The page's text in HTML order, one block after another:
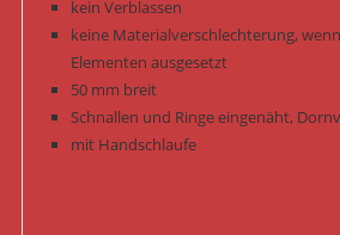
kein Verblassen
keine Materialverschlechterung,
Elementen ausgesetzt
50 mm breit
Schnallen und Ringe eingenäht,
mit Handschlaufe